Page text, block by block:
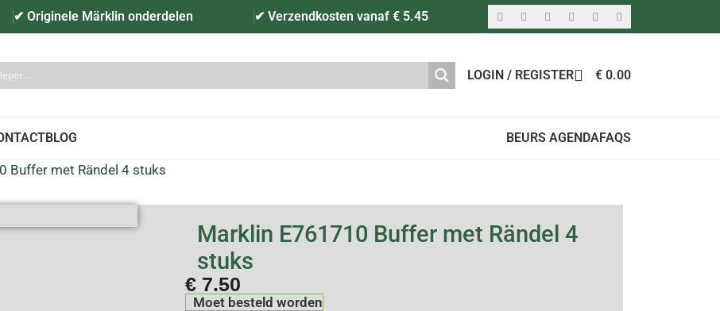
✔ Originele Märklin onderdelen ✔ Verzendkosten vanaf € 5.45
LOGIN / REGISTER € 0.00
BLOG BEURS AGENDAFAQS
Buffer met Rändel 4 stuks
Marklin E761710 Buffer met Rändel 4
stuks
€ 7.50
Moet besteld worden